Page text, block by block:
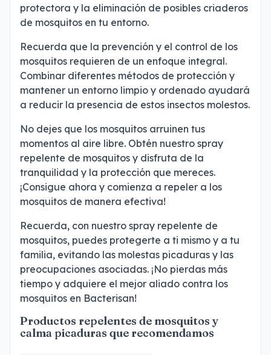
protectora y la eliminación de posibles criaderos
de mosquitos en tu entorno.
Recuerda que la prevención y el control de los
mosquitos requieren de un enfoque integral.
Combinar diferentes métodos de protección y
mantener un entorno limpio y ordenado ayudará
a reducir la presencia de estos insectos molestos.
No dejes que los mosquitos arruinen tus
momentos al aire libre. Obtén nuestro spray
repelente de mosquitos y disfruta de la
tranquilidad y la protección que mereces.
¡Consigue ahora y comienza a repeler a los
mosquitos de manera efectiva!
Recuerda, con nuestro spray repelente de
mosquitos, puedes protegerte a ti mismo y a tu
familia, evitando las molestas picaduras y las
preocupaciones asociadas. ¡No pierdas más
tiempo y adquiere el mejor aliado contra los
mosquitos en Bacterisan!
Productos repelentes de mosquitos y
calma picaduras que recomendamos